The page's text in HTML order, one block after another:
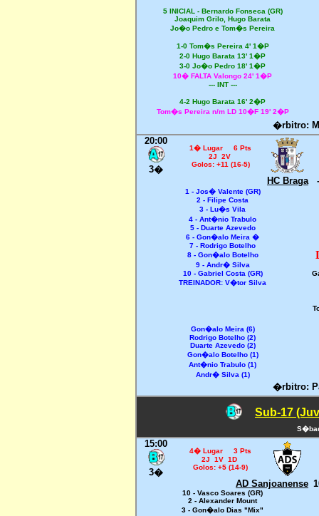
5 INICIAL - Bernardo Fonseca (GR)
Joaquim Grilo, Hugo Barata
Jo�o Pedro e Tom�s Pereira
1-0 Tom�s Pereira 4' 1�P
2-0 Hugo Barata 13' 1�P
3-0 Jo�o Pedro 18' 1�P
10� FALTA Valongo 24' 1�P
--- INT ---
4-2 Hugo Barata 16' 2�P
Tom�s Pereira n/m LD 10�F 19' 2�P
�rbitro:
20:00
3�
1� Lugar 6 Pts
2J 2V
Golos: +11 (16-5)
HC Braga -
1 - Jos� Valente (GR)
2 - Filipe Costa
3 - Lu�s Vila
4 - Ant�nio Trabulo
5 - Duarte Azevedo
6 - Gon�alo Meira �
7 - Rodrigo Botelho
8 - Gon�alo Botelho
9 - Andr� Silva
10 - Gabriel Costa (GR)
TREINADOR: V�tor Silva
Gon�alo Meira (6)
Rodrigo Botelho (2)
Duarte Azevedo (2)
Gon�alo Botelho (1)
Ant�nio Trabulo (1)
Andr� Silva (1)
�rbitro:
Sub-17
15:00
3�
4� Lugar 3 Pts
2J 1V 1D
Golos: +5 (14-9)
AD Sanjoanense
10 - Vasco Soares (GR)
2 - Alexander Mount
3 - Gon�alo Dias "Mix"